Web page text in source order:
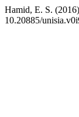
Hamid, E. S.
10.20885/